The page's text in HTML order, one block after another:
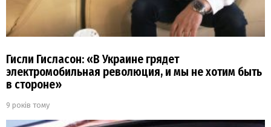
Гисли Гисласон: «В Украине грядет
электромобильная революция, и мы не хотим быть
в стороне»
9 років тому